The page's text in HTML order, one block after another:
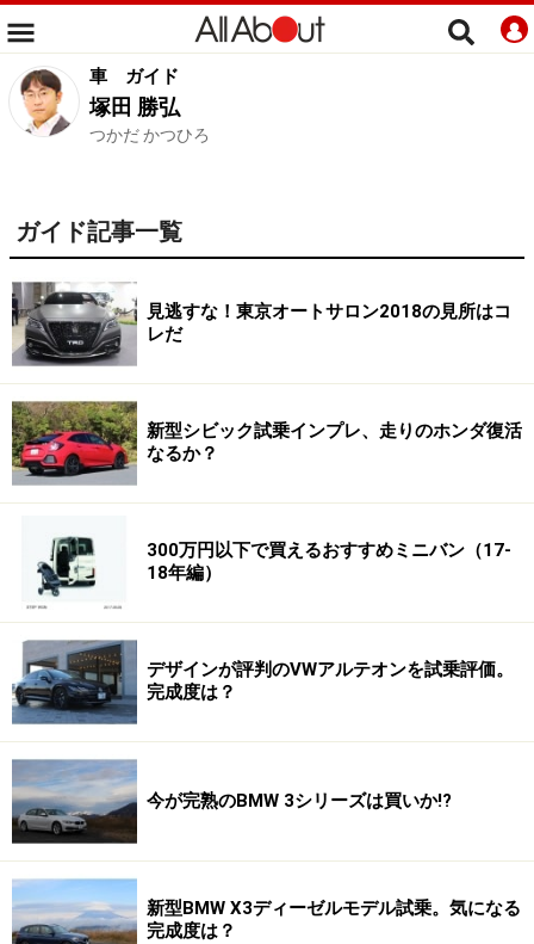
車 ガイド
塚田 勝弘
つかだ かつひろ
ガイド記事一覧
見逃すな！東京オートサロン2018の見所はコ
レだ
新型シビック試乗インプレ、走りのホンダ復活
なるか？
300万円以下で買えるおすすめミニバン（17-
18年編）
デザインが評判のVWアルテオンを試乗評価。
完成度は？
今が完熟のBMW 3シリーズは買いか!?
新型BMW X3ディーゼルモデル試乗。気になる
完成度は？